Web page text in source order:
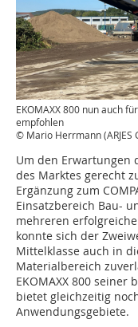
EKOMAXX 800 nun auch
empfohlen
© Mario Herrmann (ARJES
Um den Erwartungen
des Marktes gerecht
Ergänzung zum
Einsatzbereich Bau-
mehreren
konnte sich der
Mittelklasse auch in
Materialbereich
EKOMAXX 800
bietet gleichzeitig
Anwendungsgebiete.